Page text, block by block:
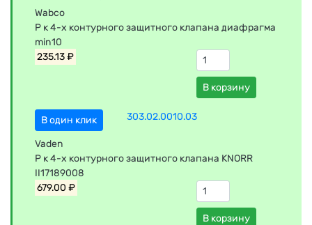
Wabco
Р к 4-х контурного защитного клапана диафрагма
min10
235.13 ₽
В корзину
В один клик 303.02.0010.03
Vaden
Р к 4-х контурного защитного клапана KNORR
II17189008
679.00 ₽
В корзину